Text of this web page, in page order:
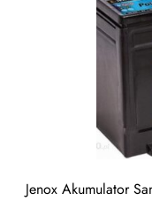
Jenox Akumulator